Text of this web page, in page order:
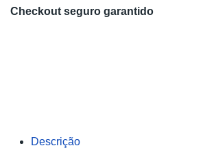
Disposable
Checkout seguro garantido
Descrição